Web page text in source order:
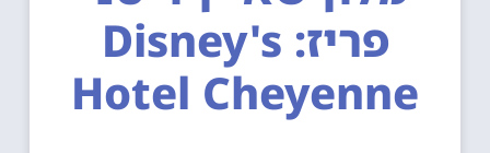
פריז: Disney's
Hotel Cheyenne